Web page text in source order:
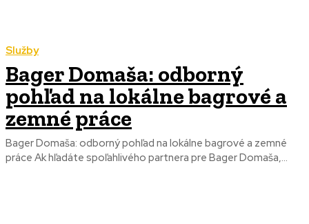
Služby
Bager Domaša: odborný
pohľad na lokálne bagrové a
zemné práce
Bager Domaša: odborný pohľad na lokálne bagrové a zemné
práce Ak hľadáte spoľahlivého partnera pre Bager Domaša,...